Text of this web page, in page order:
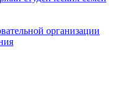
организации